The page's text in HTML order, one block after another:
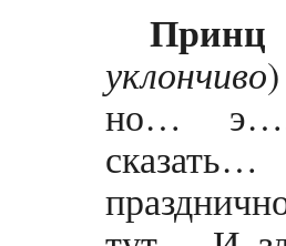
Принц
уклончиво
но…